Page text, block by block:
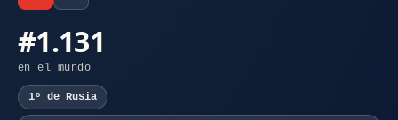
#1.131
en el mundo
1º de Rusia